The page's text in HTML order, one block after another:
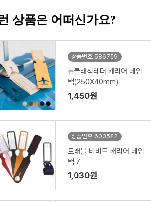
상품은 어떠신가요?
상품번호 586759
뉴클래식레더 캐리어 네임
택(250X40mm)
1,450원
상품번호 603582
트래블 비비드 캐리어 네임
택 7
1,030원